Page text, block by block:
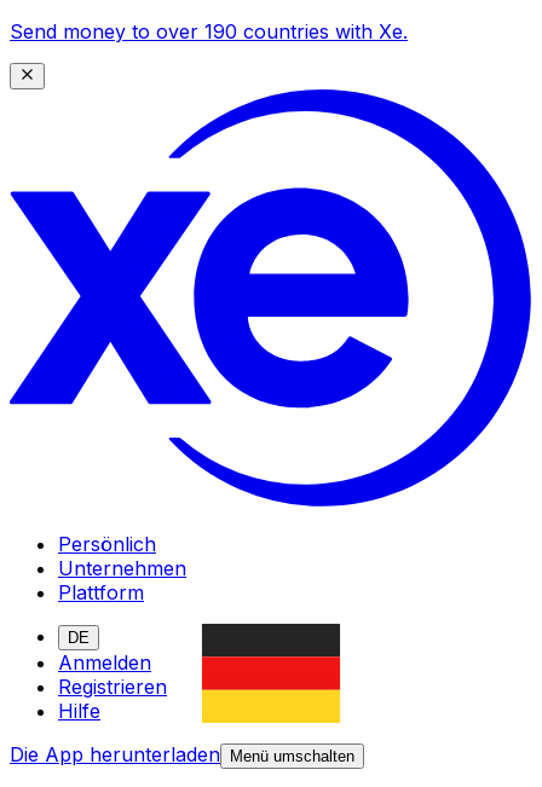
Send money to over 190 countries with Xe.
Persönlich
Unternehmen
Plattform
DE
Anmelden
Registrieren
Hilfe
Die App herunterladen
Menü umschalten